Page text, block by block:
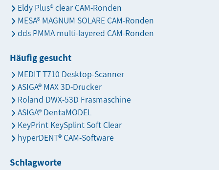
Eldy Plus® clear CAM-Ronden
MESA® MAGNUM SOLARE CAM-Ronden
dds PMMA multi-layered CAM-Ronden
Häufig gesucht
MEDIT T710 Desktop-Scanner
ASIGA® MAX 3D-Drucker
Roland DWX-53D Fräsmaschine
ASIGA® DentaMODEL
KeyPrint KeySplint Soft Clear
hyperDENT® CAM-Software
Schlagworte